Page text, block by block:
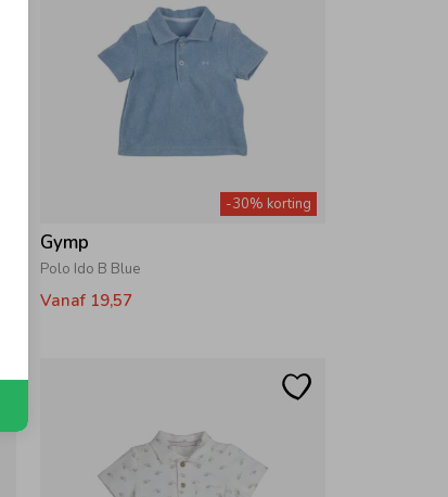
-30% korting
Gymp
Polo Ido B Blue
Vanaf 19,57